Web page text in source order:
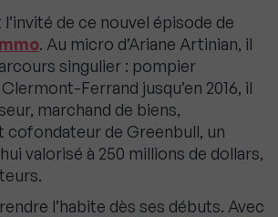
de ce nouvel épisode de
. Au micro d’Ariane Artinian, il
singulier : pompier
Ferrand jusqu’en 2016, il
marchand de biens,
cofondateur de Greenbull, un
valorisé à 250 millions de dollars,
l’habite dès ses débuts. Avec